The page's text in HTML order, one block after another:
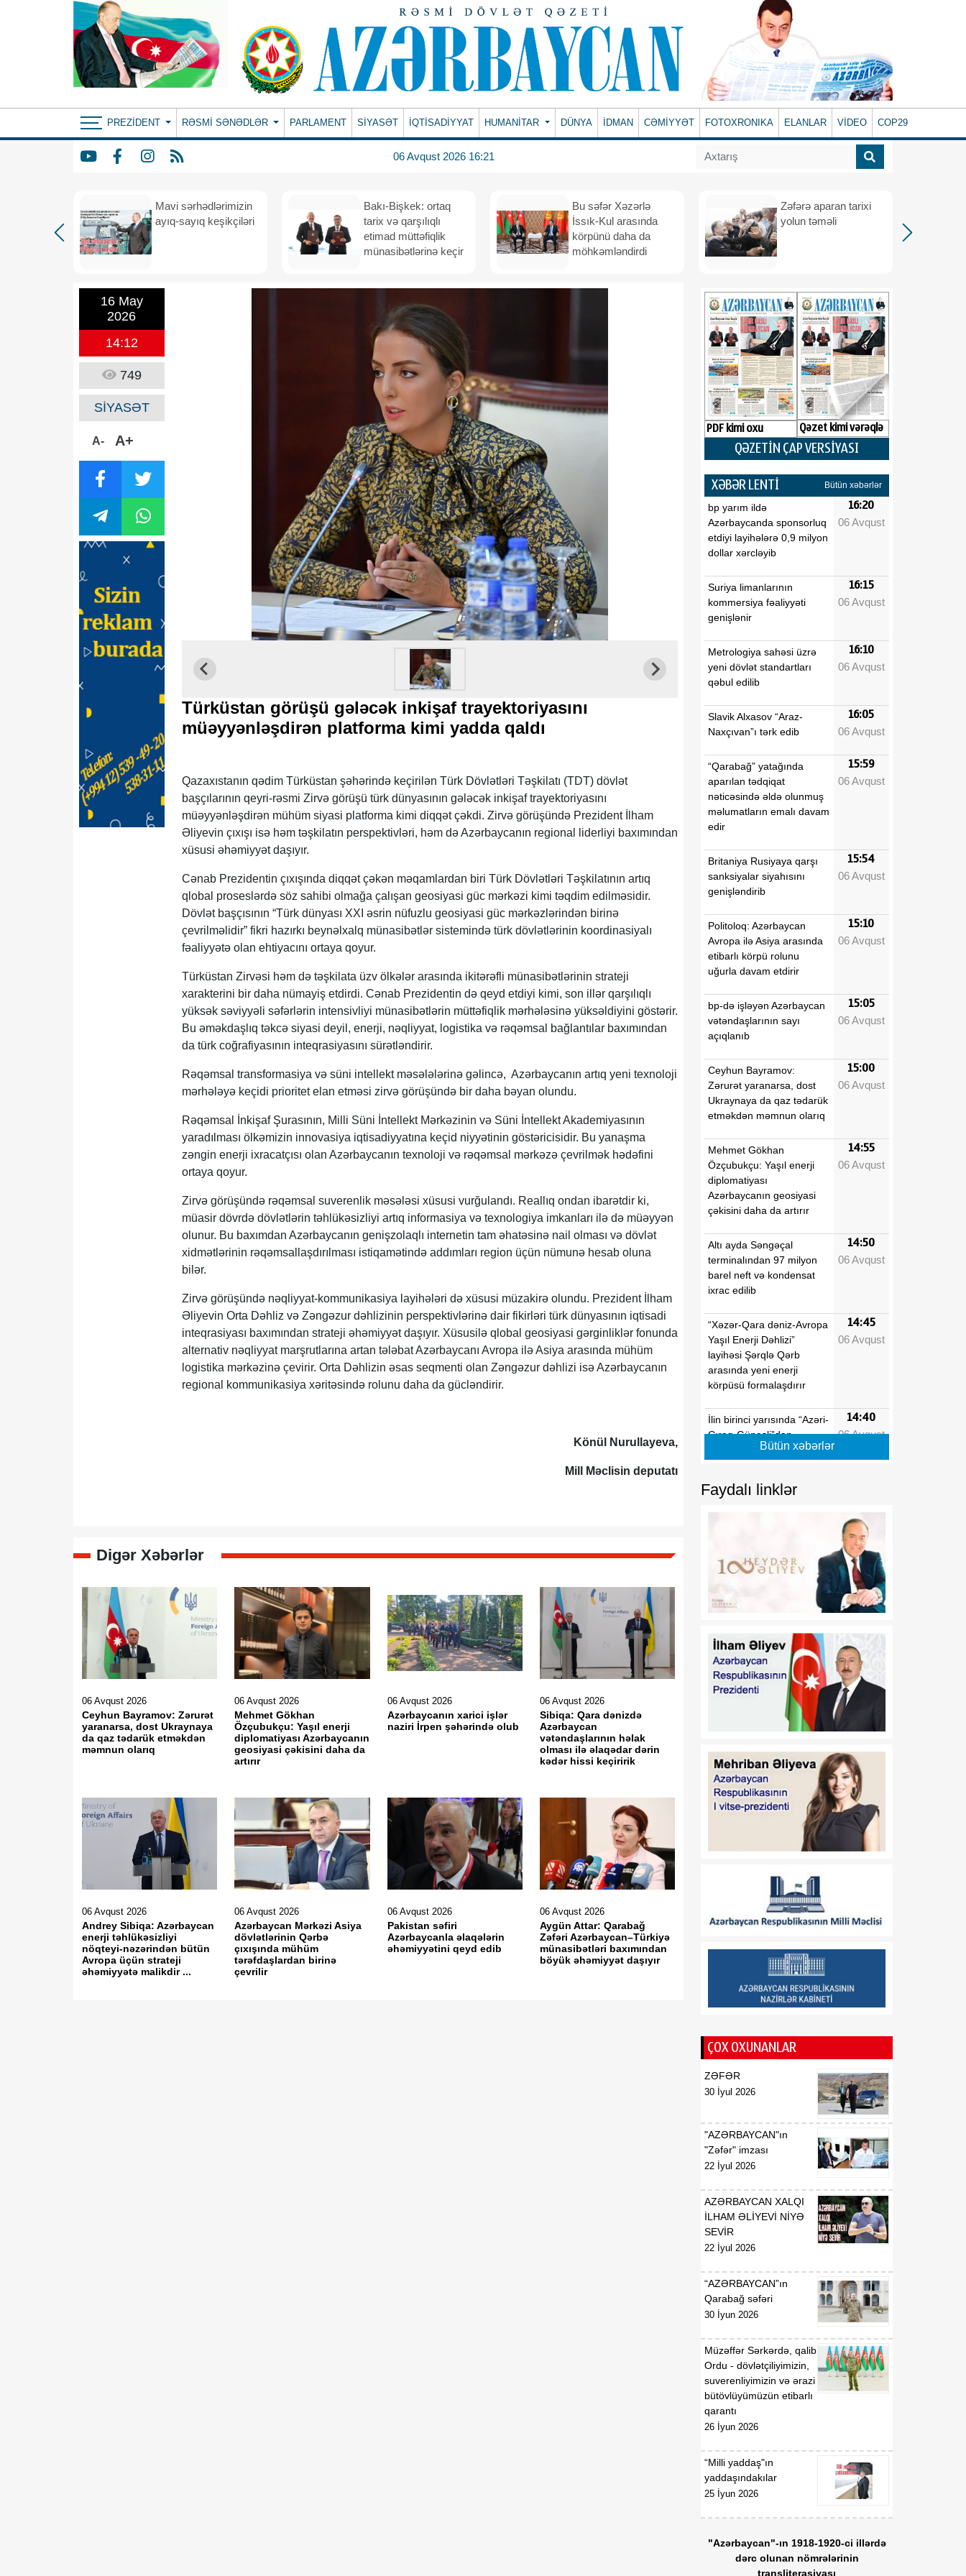
PREZIDENT RƏSMI SƏNƏDLƏR PARLAMENT SİYASƏT İQTİSADİYYAT HUMANITAR DÜNYA İDMAN CƏMİYYƏT FOTOXRONIKA ELANLAR VİDEO COP29
06 Avqust 2026 16:21
Mavi sərhədlərimizin
ayıq-sayıq keşikçiləri
Bakı-Bişkek: ortaq
tarix və qarşılıqlı
etimad müttəfiqlik
münasibətlərinə keçir
Bu səfər Xəzərlə
İssık-Kul arasında
körpünü daha da
möhkəmləndirdi
Zəfərə aparan tarixi
yolun təməli
16 May
2026
14:12
749
SİYASƏT
A- A+
Türküstan görüşü gələcək inkişaf trayektoriyasını
müəyyənləşdirən platforma kimi yadda qaldı
Qazaxıstanın qədim Türküstan şəhərində keçirilən Türk Dövlətləri Təşkilatı (TDT) dövlət
başçılarının qeyri-rəsmi Zirvə görüşü türk dünyasının gələcək inkişaf trayektoriyasını
müəyyənləşdirən mühüm siyasi platforma kimi diqqət çəkdi. Zirvə görüşündə Prezident İlham
Əliyevin çıxışı isə həm təşkilatın perspektivləri, həm də Azərbaycanın regional liderliyi baxımından
xüsusi əhəmiyyət daşıyır.
Cənab Prezidentin çıxışında diqqət çəkən məqamlardan biri Türk Dövlətləri Təşkilatının artıq
qlobal proseslərdə söz sahibi olmağa çalışan geosiyasi güc mərkəzi kimi təqdim edilməsidir.
Dövlət başçısının “Türk dünyası XXI əsrin nüfuzlu geosiyasi güc mərkəzlərindən birinə
çevrilməlidir” fikri hazırkı beynəlxalq münasibətlər sistemində türk dövlətlərinin koordinasiyalı
fəaliyyətə olan ehtiyacını ortaya qoyur.
Türküstan Zirvəsi həm də təşkilata üzv ölkələr arasında ikitərəfli münasibətlərinin strateji
xarakterini bir daha nümayiş etdirdi. Cənab Prezidentin də qeyd etdiyi kimi, son illər qarşılıqlı
yüksək səviyyəli səfərlərin intensivliyi münasibətlərin müttəfiqlik mərhələsinə yüksəldiyini göstərir.
Bu əməkdaşlıq təkcə siyasi deyil, enerji, nəqliyyat, logistika və rəqəmsal bağlantılar baxımından
da türk coğrafiyasının inteqrasiyasını sürətləndirir.
Rəqəmsal transformasiya və süni intellekt məsələlərinə gəlincə, Azərbaycanın artıq yeni texnoloji
mərhələyə keçidi prioritet elan etməsi zirvə görüşündə bir daha bəyan olundu.
Rəqəmsal İnkişaf Şurasının, Milli Süni İntellekt Mərkəzinin və Süni İntellekt Akademiyasının
yaradılması ölkəmizin innovasiya iqtisadiyyatına keçid niyyətinin göstəricisidir. Bu yanaşma
zəngin enerji ixracatçısı olan Azərbaycanın texnoloji və rəqəmsal mərkəzə çevrilmək hədəfini
ortaya qoyur.
Zirvə görüşündə rəqəmsal suverenlik məsələsi xüsusi vurğulandı. Reallıq ondan ibarətdir ki,
müasir dövrdə dövlətlərin təhlükəsizliyi artıq informasiya və texnologiya imkanları ilə də müəyyən
olunur. Bu baxımdan Azərbaycanın genişzolaqlı internetin tam əhatəsinə nail olması və dövlət
xidmətlərinin rəqəmsallaşdırılması istiqamətində addımları region üçün nümunə hesab oluna
bilər.
Zirvə görüşündə nəqliyyat-kommunikasiya layihələri də xüsusi müzakirə olundu. Prezident İlham
Əliyevin Orta Dəhliz və Zəngəzur dəhlizinin perspektivlərinə dair fikirləri türk dünyasının iqtisadi
inteqrasiyası baxımından strateji əhəmiyyət daşıyır. Xüsusilə qlobal geosiyasi gərginliklər fonunda
alternativ nəqliyyat marşrutlarına artan tələbat Azərbaycanı Avropa ilə Asiya arasında mühüm
logistika mərkəzinə çevirir. Orta Dəhlizin əsas seqmenti olan Zəngəzur dəhlizi isə Azərbaycanın
regional kommunikasiya xəritəsində rolunu daha da gücləndirir.
Könül Nurullayeva,
Mill Məclisin deputatı
Digər Xəbərlər
06 Avqust 2026
Ceyhun Bayramov: Zərurət
yaranarsa, dost Ukraynaya
da qaz tədarük etməkdən
məmnun olarıq
06 Avqust 2026
Mehmet Gökhan
Özçubukçu: Yaşıl enerji
diplomatiyası Azərbaycanın
geosiyasi çəkisini daha da
artırır
06 Avqust 2026
Azərbaycanın xarici işlər
naziri İrpen şəhərində olub
06 Avqust 2026
Sibiqa: Qara dənizdə
Azərbaycan
vətəndaşlarının həlak
olması ilə əlaqədar dərin
kədər hissi keçiririk
06 Avqust 2026
Andrey Sibiqa: Azərbaycan
enerji təhlükəsizliyi
nöqteyi-nəzərindən bütün
Avropa üçün strateji
əhəmiyyətə malikdir ...
06 Avqust 2026
Azərbaycan Mərkəzi Asiya
dövlətlərinin Qərbə
çıxışında mühüm
tərəfdaşlardan birinə
çevrilir
06 Avqust 2026
Pakistan səfiri
Azərbaycanla əlaqələrin
əhəmiyyətini qeyd edib
06 Avqust 2026
Aygün Attar: Qarabağ
Zəfəri Azərbaycan–Türkiyə
münasibətləri baxımından
böyük əhəmiyyət daşıyır
PDF kimi oxu Qəzet kimi vərəqlə
QƏZETİN ÇAP VERSİYASI
XƏBƏR LENTİ Bütün xəbərlər
bp yarım ildə
Azərbaycanda sponsorluq
etdiyi layihələrə 0,9 milyon
dollar xərcləyib
16:20
06 Avqust
Suriya limanlarının
kommersiya fəaliyyəti
genişlənir
16:15
06 Avqust
Metrologiya sahəsi üzrə
yeni dövlət standartları
qəbul edilib
16:10
06 Avqust
Slavik Alxasov “Araz-
Naxçıvan”ı tərk edib
16:05
06 Avqust
“Qarabağ” yatağında
aparılan tədqiqat
nəticəsində əldə olunmuş
məlumatların emalı davam
edir
15:59
06 Avqust
Britaniya Rusiyaya qarşı
sanksiyalar siyahısını
genişləndirib
15:54
06 Avqust
Politoloq: Azərbaycan
Avropa ilə Asiya arasında
etibarlı körpü rolunu
uğurla davam etdirir
15:10
06 Avqust
bp-də işləyən Azərbaycan
vətəndaşlarının sayı
açıqlanıb
15:05
06 Avqust
Ceyhun Bayramov:
Zərurət yaranarsa, dost
Ukraynaya da qaz tədarük
etməkdən məmnun olarıq
15:00
06 Avqust
Mehmet Gökhan
Özçubukçu: Yaşıl enerji
diplomatiyası
Azərbaycanın geosiyasi
çəkisini daha da artırır
14:55
06 Avqust
Altı ayda Səngəçal
terminalından 97 milyon
barel neft və kondensat
ixrac edilib
14:50
06 Avqust
“Xəzər-Qara dəniz-Avropa
Yaşıl Enerji Dəhlizi”
layihəsi Şərqlə Qərb
arasında yeni enerji
körpüsü formalaşdırır
14:45
06 Avqust
İlin birinci yarısında “Azəri-
Çıraq-Günəşli”dən
Azərbaycan dövlətinə 2
14:40
06 Avqust
Rusiya Ermənistanla
bildirib
14:35
06 Avqust
Azərbaycanın xarici işlər
naziri İrpen şəhərində
14:32
06 Avqust
Sabahın hava proqnozu
açıqlanıb
14:30
06 Avqust
FIFA prezidenti İnfantino
“islahat böhranı”ndan
saxladı
14:28
06 Avqust
İctimai yerlərdə telefonun
səsini açaraq istifadə
etmək normaya çevrilir
14:25
06 Avqust
Kitablar ruhumuzu
14:23
Xərçəng hüceyrələrinin
sistemi aşkarlanıb
14:21
Xəbərdarlıq: isti havalarda
idman etmək səhhət üçün
Bütün xəbərlər
Faydalı linklər
ÇOX OXUNANLAR
ZƏFƏR
30 İyul 2026
"AZƏRBAYCAN"ın
"Zəfər" imzası
22 İyul 2026
AZƏRBAYCAN XALQI
İLHAM ƏLİYEVİ NİYƏ
SEVİR
22 İyul 2026
“AZƏRBAYCAN”ın
Qarabağ səfəri
30 İyun 2026
Müzəffər Sərkərdə, qalib
Ordu - dövlətçiliyimizin,
suverenliyimizin və ərazi
bütövlüyümüzün etibarlı
qarantı
26 İyun 2026
“Milli yaddaş"ın
yaddaşındakılar
25 İyun 2026
"Azərbaycan"-ın 1918-1920-ci illərdə
dərc olunan nömrələrinin
transliterasiyası